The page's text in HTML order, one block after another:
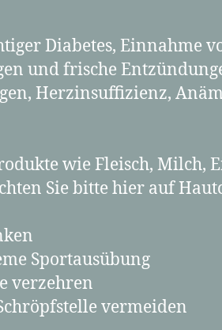
Diabetes, Einnahme
und frische
Herzinsuffizienz,
wie Fleisch, Milch,
Sie bitte hier auf
Sportausübung
verzehren
vermeiden